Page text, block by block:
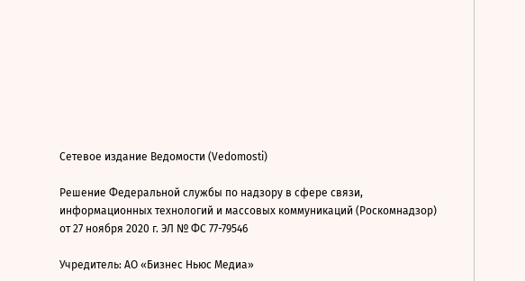
Сетевое издание Ведомости (Vedomosti)
Решение Федеральной службы по надзору в сфере связи,
информационных технологий и массовых коммуникаций (Роскомнадзор)
от 27 ноября 2020 г. ЭЛ № ФС 77-79546
Учредитель: АО «Бизнес Ньюс Медиа»